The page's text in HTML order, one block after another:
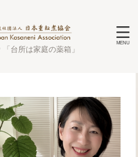
台所は家庭の薬箱」